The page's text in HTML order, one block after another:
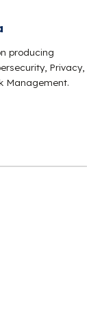
producing
Privacy,
Management.